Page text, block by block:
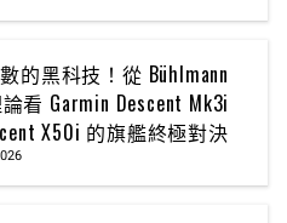
的黑科技！從 Bühlmann
看 Garmin Descent Mk3i
X50i 的旗艦終極對決